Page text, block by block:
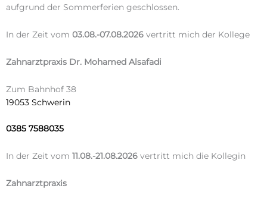
aufgrund der Sommerferien geschlossen.
In der Zeit vom 03.08.-07.08.2026 vertritt mich der Kollege
Zahnarztpraxis Dr. Mohamed Alsafadi
Zum Bahnhof 38
19053 Schwerin
0385 7588035
In der Zeit vom 11.08.-21.08.2026 vertritt mich die Kollegin
Zahnarztpraxis